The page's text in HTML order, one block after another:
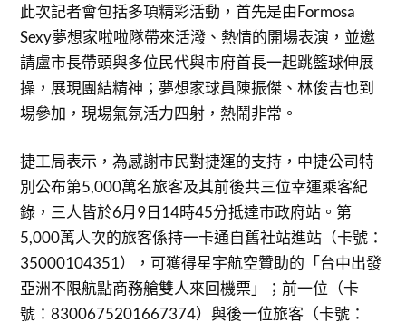
此次記者會包括多項精彩活動，首先是由Formosa
Sexy夢想家啦啦隊帶來活潑、熱情的開場表演，並邀
請盧市長帶頭與多位民代與市府首長一起跳籃球伸展
操，展現團結精神；夢想家球員陳振傑、林俊吉也到
場參加，現場氣氛活力四射，熱鬧非常。
捷工局表示，為感謝市民對捷運的支持，中捷公司特
別公布第5,000萬名旅客及其前後共三位幸運乘客紀
錄，三人皆於6月9日14時45分抵達市政府站。第
5,000萬人次的旅客係持一卡通自舊社站進站（卡號：
35000104351），可獲得星宇航空贊助的「台中出發
亞洲不限航點商務艙雙人來回機票」；前一位（卡
號：8300675201667374）與後一位旅客（卡號：